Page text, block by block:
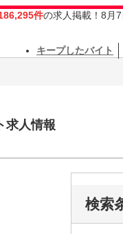
件の求人掲載！8月
キープしたバイト
求人情報
検索